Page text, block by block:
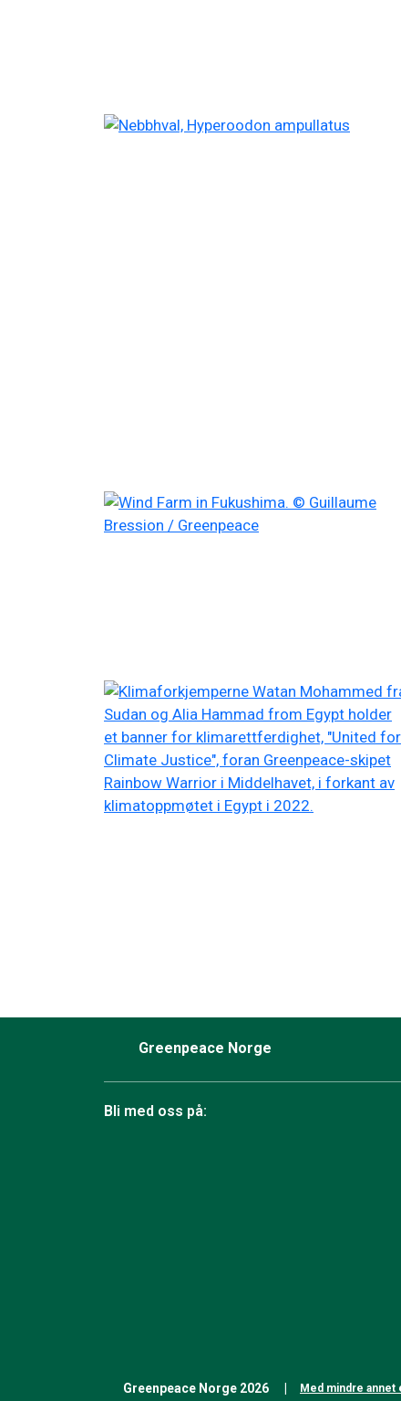
Greenpeace Norge
Bli med oss på:
Greenpeace Norge 2026 Med mindre annet